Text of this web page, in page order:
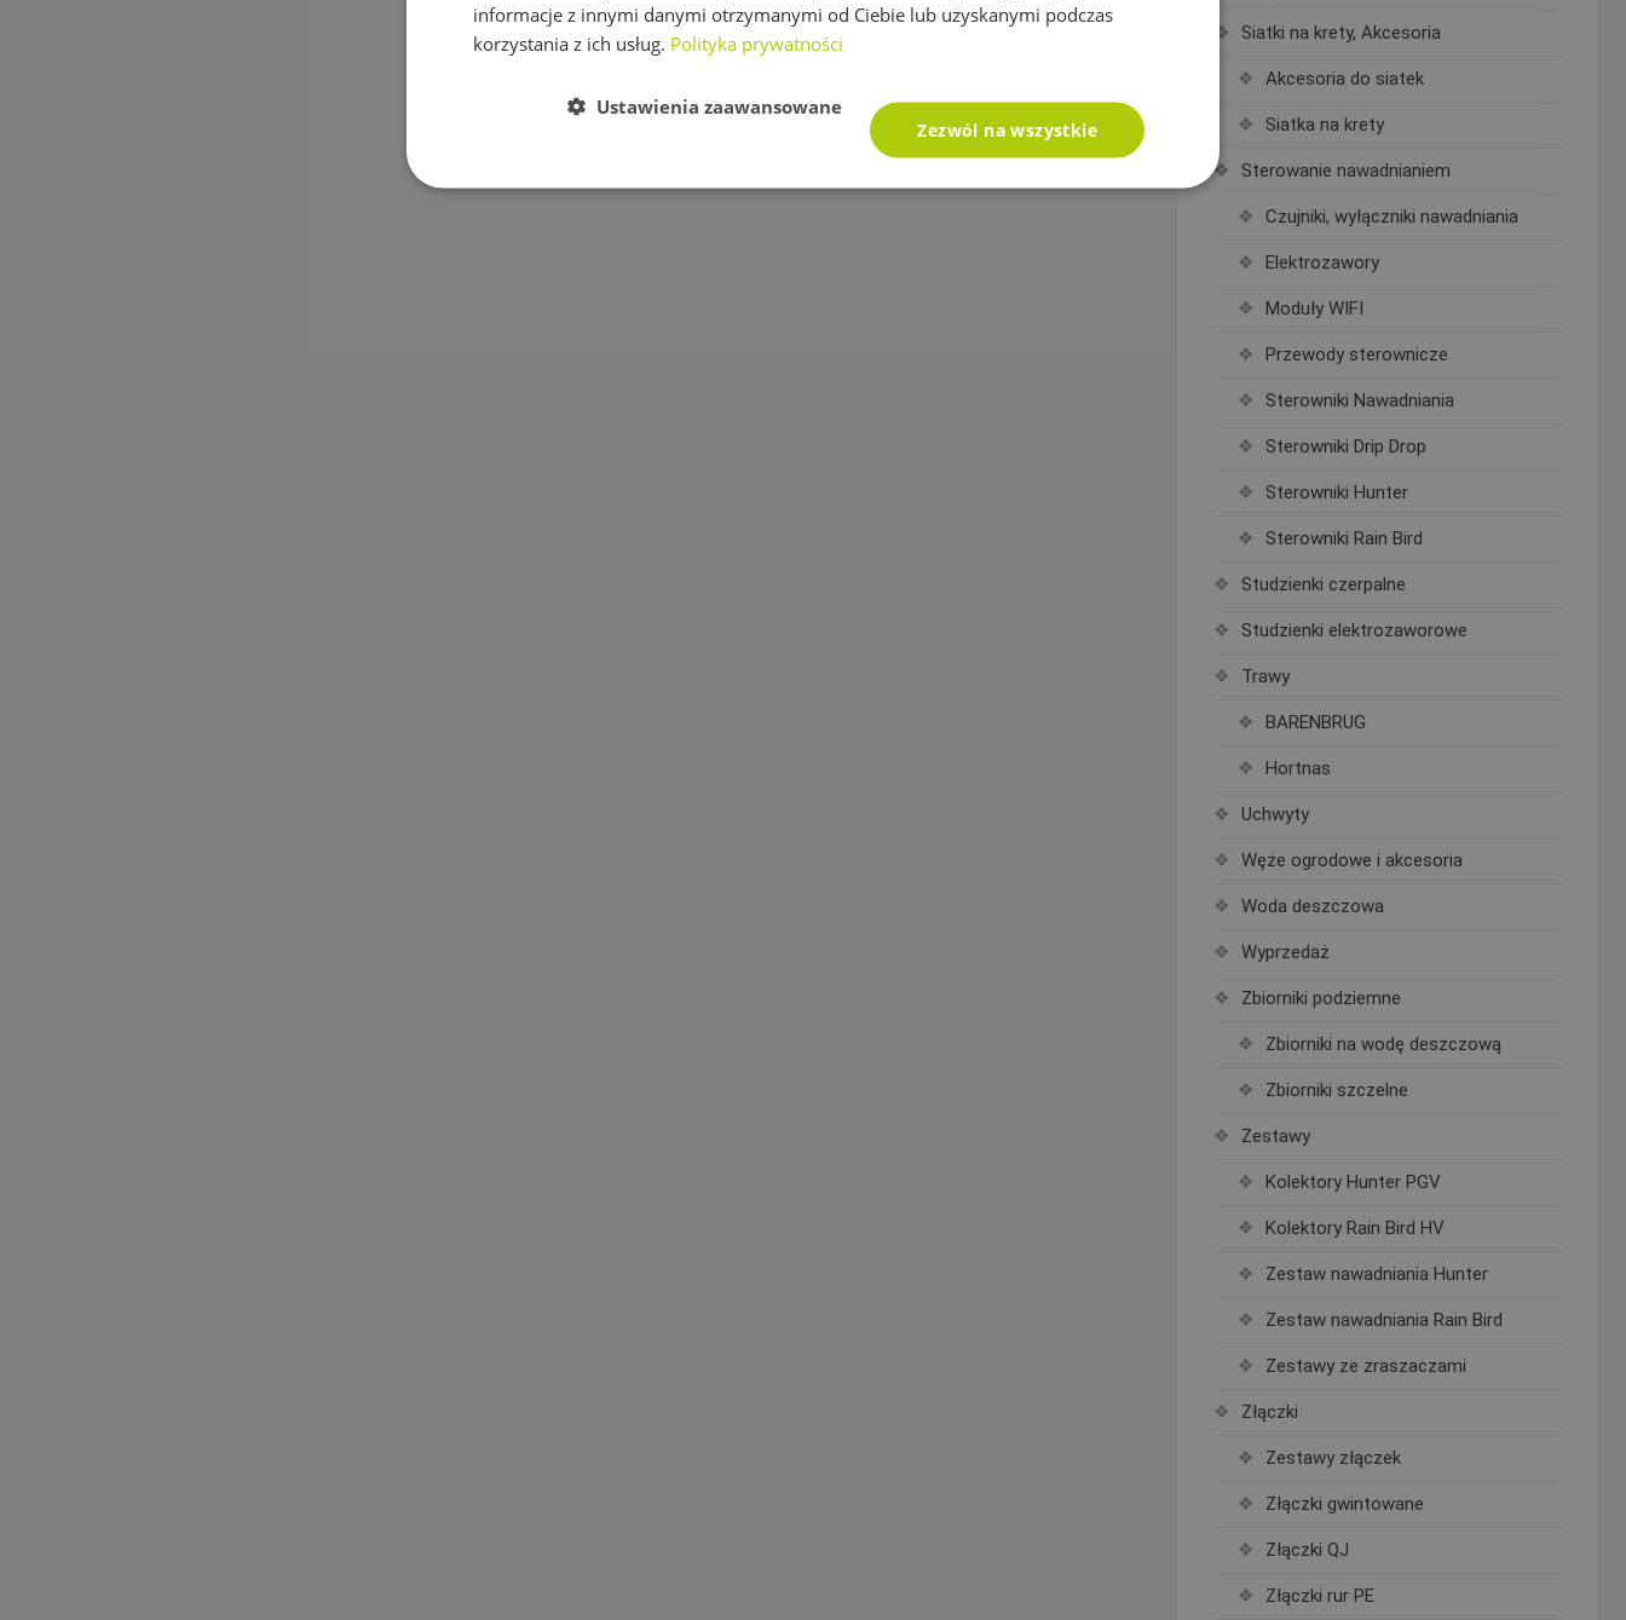
Siatki na krety, Akcesoria
Akcesoria do siatek
Siatka na krety
Sterowanie nawadnianiem
Czujniki, wyłączniki nawadniania
Elektrozawory
Moduły WIFI
Przewody sterownicze
Sterowniki Nawadniania
Sterowniki Drip Drop
Sterowniki Hunter
Sterowniki Rain Bird
Studzienki czerpalne
Studzienki elektrozaworowe
Trawy
BARENBRUG
Hortnas
Uchwyty
Węże ogrodowe i akcesoria
Woda deszczowa
Wyprzedaż
Zbiorniki podziemne
Zbiorniki na wodę deszczową
Zbiorniki szczelne
Zestawy
Kolektory Hunter PGV
Kolektory Rain Bird HV
Zestaw nawadniania Hunter
Zestaw nawadniania Rain Bird
Zestawy ze zraszaczami
Złączki
Zestawy złączek
Złączki gwintowane
Złączki QJ
Złączki rur PE
informacje z innymi danymi otrzymanymi od Ciebie lub uzyskanymi podczas
korzystania z ich usług. Polityka prywatności
Zezwól na wszystkie
Ustawienia zaawansowane